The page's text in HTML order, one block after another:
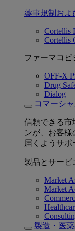
薬事規制およ
Cortellis
Cortellis
ファーマコ
OFF-X
Drug
Dialog
コマーシ
信頼できる市
ンが、お客
届くようサポ
製品とサービ
Market
Market
製造・医